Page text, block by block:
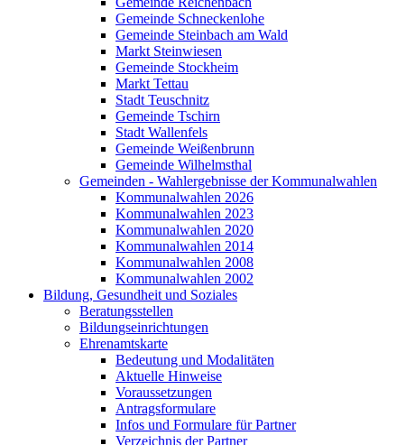
Gemeinde Schneckenlohe
Gemeinde Steinbach am Wald
Markt Steinwiesen
Gemeinde Stockheim
Markt Tettau
Stadt Teuschnitz
Gemeinde Tschirn
Stadt Wallenfels
Gemeinde Weißenbrunn
Gemeinde Wilhelmsthal
Gemeinden - Wahlergebnisse der Kommunalwahlen
Kommunalwahlen 2026
Kommunalwahlen 2023
Kommunalwahlen 2020
Kommunalwahlen 2014
Kommunalwahlen 2008
Kommunalwahlen 2002
Bildung, Gesundheit und Soziales
Beratungsstellen
Bildungseinrichtungen
Ehrenamtskarte
Bedeutung und Modalitäten
Aktuelle Hinweise
Voraussetzungen
Antragsformulare
Infos und Formulare für Partner
Verzeichnis der Partner